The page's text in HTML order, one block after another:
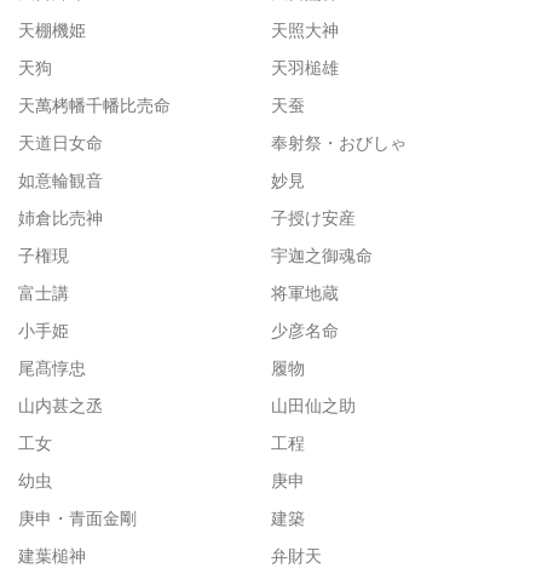
天棚機姫
天照大神
天狗
天羽槌雄
天萬栲幡千幡比売命
天蚕
天道日女命
奉射祭・おびしゃ
如意輪観音
妙見
姉倉比売神
子授け安産
子権現
宇迦之御魂命
富士講
将軍地蔵
小手姫
少彦名命
尾髙惇忠
履物
山内甚之丞
山田仙之助
工女
工程
幼虫
庚申
庚申・青面金剛
建築
建葉槌神
弁財天